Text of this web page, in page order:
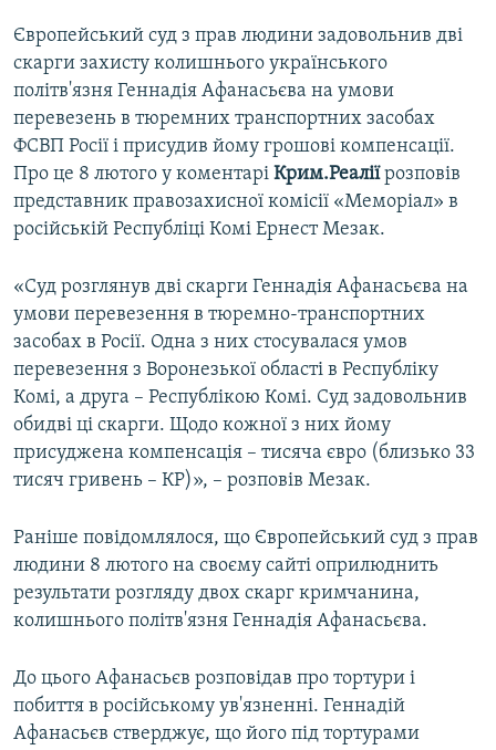
Усі сайти RFE/RL
Європейський суд з прав людини задовольнив дві
скарги захисту колишнього українського
політв'язня Геннадія Афанасьєва на умови
перевезень в тюремних транспортних засобах
ФСВП Росії і присудив йому грошові компенсації.
Про це 8 лютого у коментарі Крим.Реаліїрозповів
представник правозахисної комісії «Меморіал» в
російській Республіці Комі Ернест Мезак.
«Суд розглянув дві скарги Геннадія Афанасьєва на
умови перевезення в тюремно-транспортних
засобах в Росії. Одна з них стосувалася умов
перевезення з Воронезької області в Республіку
Комі, а друга – Республікою Комі. Суд задовольнив
обидві ці скарги. Щодо кожної з них йому
присуджена компенсація – тисяча євро (близько 33
тисяч гривень – КР)», – розповів Мезак.
Раніше повідомлялося, що Європейський суд з прав
людини 8 лютого на своєму сайті оприлюднить
результати розгляду двох скарг кримчанина,
колишнього політв'язня Геннадія Афанасьєва.
До цього Афанасьєв розповідав про тортури і
побиття в російському ув'язненні. Геннадій
Афанасьєв стверджує, що його під тортурами